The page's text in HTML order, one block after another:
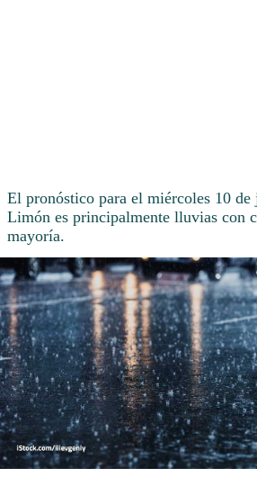
El pronóstico para el miércoles 10 de
Limón es principalmente lluvias con
mayoría.